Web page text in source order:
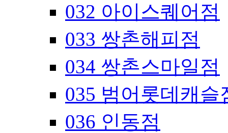
032 아이스퀘어점
033 쌍촌해피점
034 쌍촌스마일점
035 범어롯데캐슬
036 인동점